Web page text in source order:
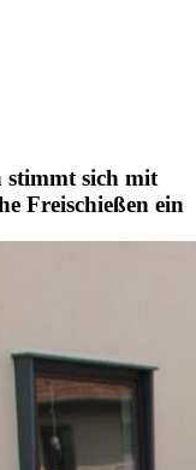
stimmt sich mit
Freischießen ein